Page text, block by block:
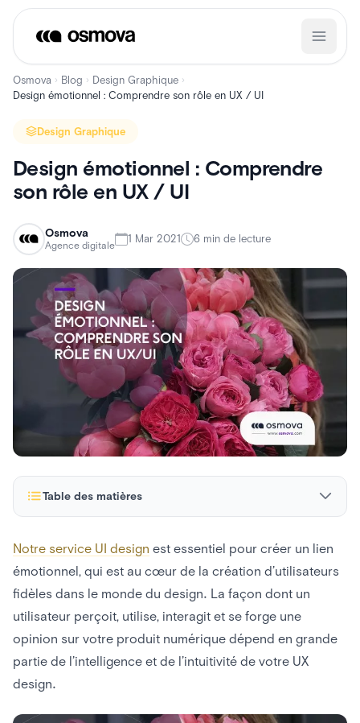
Aller
contenu
Osmova › Blog › Design Graphique ›
Design émotionnel : Comprendre son rôle en UX / UI
Design Graphique
Design émotionnel : Comprendre
son rôle en UX / UI
Osmova
Agence digitale
1 Mar 2021 6 min de lecture
Table des matières
Concevoir avec des intentions spécifiques
Design émotionnel pour les sens
Conception pour la fonction et la valeur
Ajouter une personnalisation
Notre service UI design est essentiel pour créer un lien
émotionnel, qui est au cœur de la création d’utilisateurs
fidèles dans le monde du design. La façon dont un
utilisateur perçoit, utilise, interagit et se forge une
opinion sur votre produit numérique dépend en grande
partie de l’intelligence et de l’intuitivité de votre UX
design.